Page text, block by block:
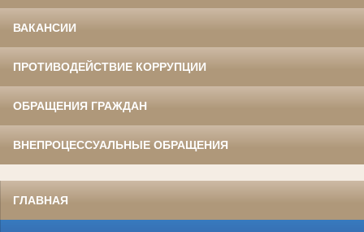
ВАКАНСИИ
ПРОТИВОДЕЙСТВИЕ КОРРУПЦИИ
ОБРАЩЕНИЯ ГРАЖДАН
ВНЕПРОЦЕССУАЛЬНЫЕ ОБРАЩЕНИЯ
ГЛАВНАЯ